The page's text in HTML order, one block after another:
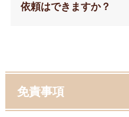
依頼はできますか？
免責事項